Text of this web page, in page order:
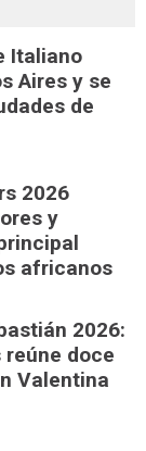
Italiano
Aires y se
de
2026
y
africanos
2026:
doce
Valentina